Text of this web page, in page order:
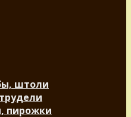
штоли
пирожки